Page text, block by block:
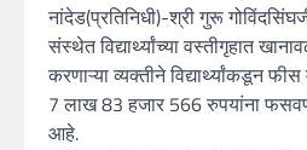
नांदेड(प्रतिनिधी)-श्री गुरू
संस्थेत विद्यार्थ्यांच्या वस्तीगृहात
करणाऱ्या व्यक्तीने विद्यार्थ्यांकडून
7 लाख 83 हजार 566 रुपयांना
आहे.